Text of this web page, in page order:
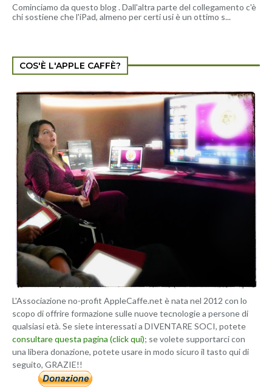
Cominciamo da questo blog . Dall'altra parte del collegamento c'è
chi sostiene che l'iPad, almeno per certi usi è un ottimo s...
COS'È L'APPLE CAFFÈ?
L'Associazione no-profit AppleCaffe.net è nata nel 2012 con lo
scopo di offrire formazione sulle nuove tecnologie a persone di
qualsiasi età. Se siete interessati a DIVENTARE SOCI, potete
consultare questa pagina (click qui); se volete supportarci con
una libera donazione, potete usare in modo sicuro il tasto qui di
seguito, GRAZIE!!